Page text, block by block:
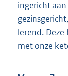
ingericht
lerend.
met onze